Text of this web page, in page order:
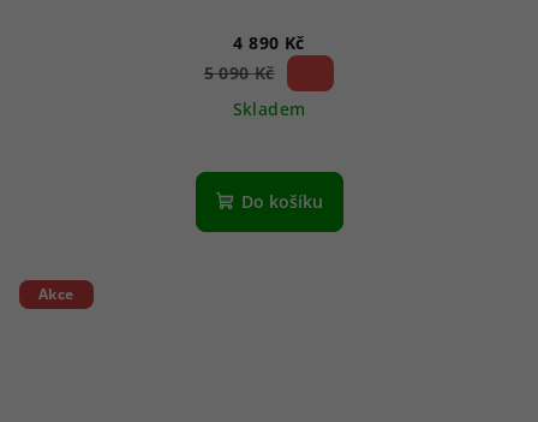
4 890 Kč
5 090 Kč
Skladem
Do košíku
Akce